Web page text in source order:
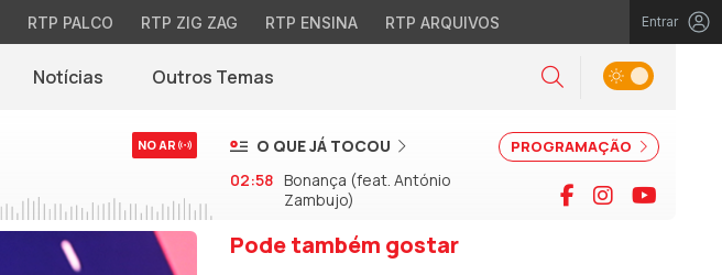
RTP PALCO RTP ZIG ZAG RTP ENSINA RTP ARQUIVOS Entrar
Notícias(abre em nova janela)
Outros Temas Pesquisar
Alternar tema
NO AR PROGRAMAÇÃO
O QUE JÁ TOCOU
02:58 Bonança (feat. António
Zambujo)
Facebook
Instagram
Pode também gostar